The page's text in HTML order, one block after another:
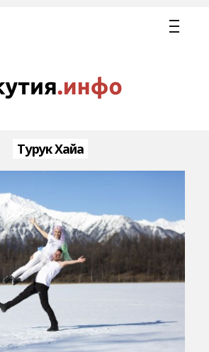
Турук Хайа